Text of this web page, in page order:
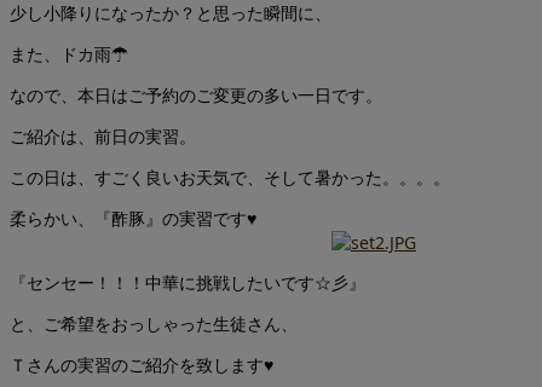
少し小降りになったか？と思った瞬間に、
また、ドカ雨☂
なので、本日はご予約のご変更の多い一日です。
ご紹介は、前日の実習。
この日は、すごく良いお天気で、そして暑かった。。。。
柔らかい、『酢豚』の実習です♥
『センセー！！！中華に挑戦したいです☆彡』
と、ご希望をおっしゃった生徒さん、
Ｔさんの実習のご紹介を致します♥